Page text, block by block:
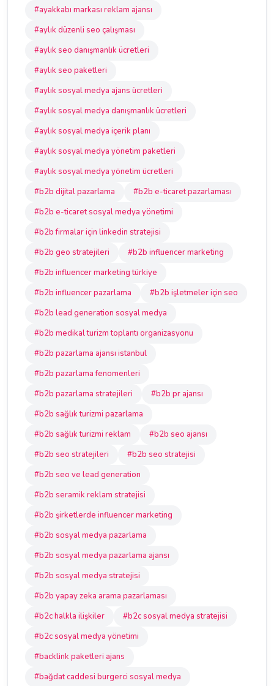
#ayakkabı markası reklam ajansı
#aylık düzenli seo çalışması
#aylık seo danışmanlık ücretleri
#aylık seo paketleri
#aylık sosyal medya ajans ücretleri
#aylık sosyal medya danışmanlık ücretleri
#aylık sosyal medya içerik planı
#aylık sosyal medya yönetim paketleri
#aylık sosyal medya yönetim ücretleri
#b2b dijital pazarlama
#b2b e-ticaret pazarlaması
#b2b e-ticaret sosyal medya yönetimi
#b2b firmalar için linkedin stratejisi
#b2b geo stratejileri
#b2b influencer marketing
#b2b influencer marketing türkiye
#b2b influencer pazarlama
#b2b işletmeler için seo
#b2b lead generation sosyal medya
#b2b medikal turizm toplantı organizasyonu
#b2b pazarlama ajansı istanbul
#b2b pazarlama fenomenleri
#b2b pazarlama stratejileri
#b2b pr ajansı
#b2b sağlık turizmi pazarlama
#b2b sağlık turizmi reklam
#b2b seo ajansı
#b2b seo stratejileri
#b2b seo stratejisi
#b2b seo ve lead generation
#b2b seramik reklam stratejisi
#b2b şirketlerde influencer marketing
#b2b sosyal medya pazarlama
#b2b sosyal medya pazarlama ajansı
#b2b sosyal medya stratejisi
#b2b yapay zeka arama pazarlaması
#b2c halkla ilişkiler
#b2c sosyal medya stratejisi
#b2c sosyal medya yönetimi
#backlink paketleri ajans
#bağdat caddesi burgerci sosyal medya